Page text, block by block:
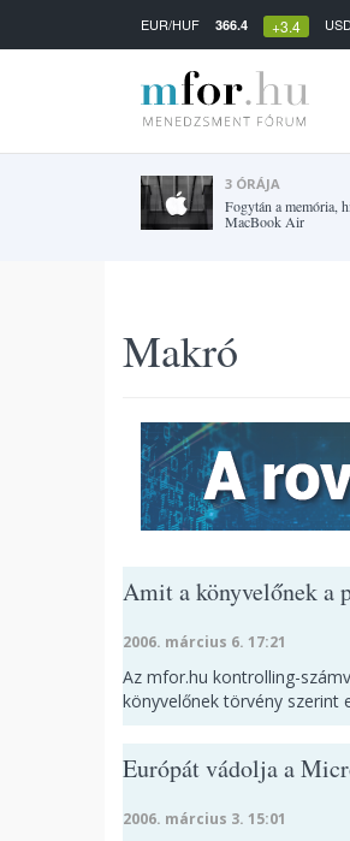
EUR/HUF 366.4 +3.4
3 ÓRÁJA
Fogytán a memória,
MacBook Air
Makró
Amit a könyvelőnek a
2006. március 6. 17:21
Az mfor.hu kontrolling-
könyvelőnek törvény szerint
Európát vádolja a
2006. március 3. 15:01